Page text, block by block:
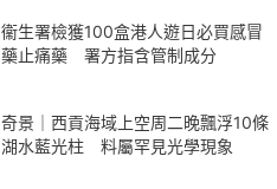
衞生署檢獲100盒港人遊日必買感冒
藥止痛藥 署方指含管制成分
奇景｜西貢海域上空周二晚飄浮10條
湖水藍光柱 料屬罕見光學現象